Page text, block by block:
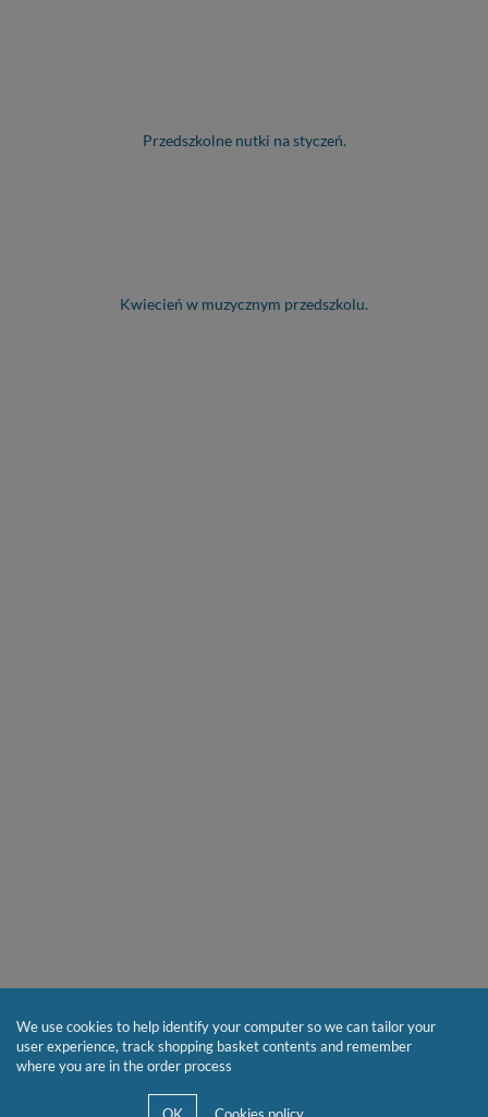
Przedszkolne nutki na styczeń.
Kwiecień w muzycznym przedszkolu.
We use cookies to help identify your computer so we can tailor your
user experience, track shopping basket contents and remember
where you are in the order process